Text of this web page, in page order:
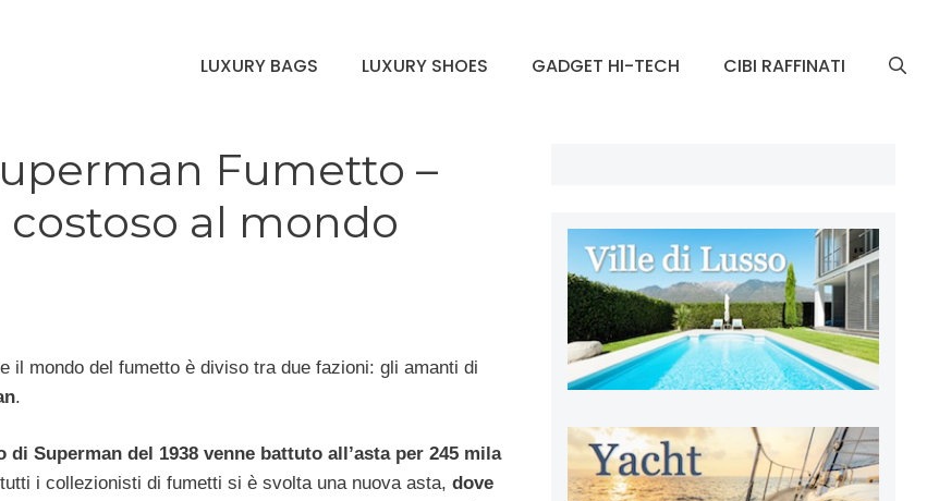
LUXURY BAGS LUXURY SHOES GADGET HI-TECH CIBI RAFFINATI
Fumetto –
al mondo
il mondo del fumetto è diviso tra due fazioni: gli amanti di
.
di Superman del 1938 venne battuto all’asta per 245 mila
i collezionisti di fumetti si è svolta una nuova asta, dove